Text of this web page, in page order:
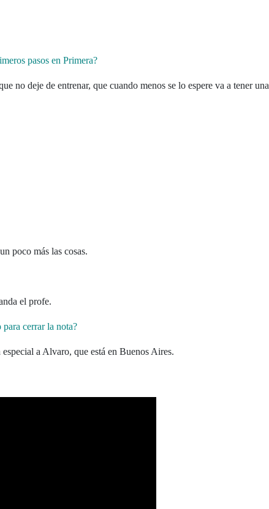
pasos en Primera?
no deje de entrenar, que cuando menos se lo espere va a tener una
poco más las cosas.
el profe.
cerrar la nota?
a Alvaro, que está en Buenos Aires.